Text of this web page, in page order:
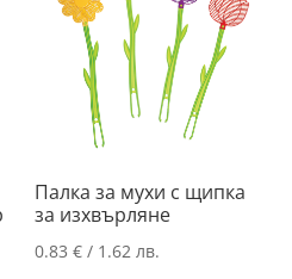
Палка за мухи с щипка
за изхвърляне
0.83€ / 1.62 лв.